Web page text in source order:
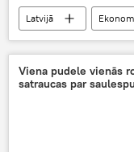
Latvijā
kravas
Kravu
pārvadājumi
Baltkrievija
Viena pudele vienās
satraucas par